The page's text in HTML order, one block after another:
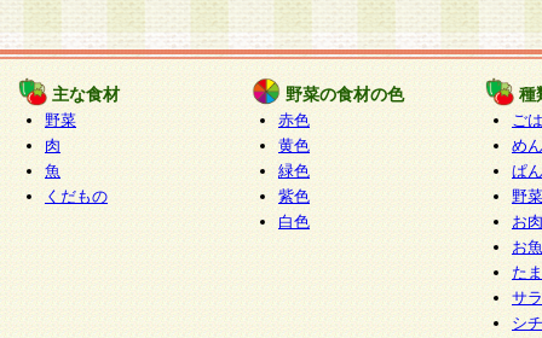
4.本規約は、会員登録希望者による会員登録手続
の当社による会員登録の承認が完了した時点で会
たものとみなされ、会員に対して適用されるもの
5.当社がお聞きする個人情報は、すべて会員登録
で提 供いただいたものと考えております。従っ
自らの個人情報の提供を希望されない場合には、
をお預かりいたしません が、提供されないこと
商品やサービス等をご利用いただけない場合があ
了承ください。
6.当社は、お客様から当社が保有している個人情
主な食材
野菜
肉
魚
くだもの
野菜の食材の色
赤色
黄色
緑色
紫色
白色
種
ご
めん
ぱん
野
お
お
た
サ
シ